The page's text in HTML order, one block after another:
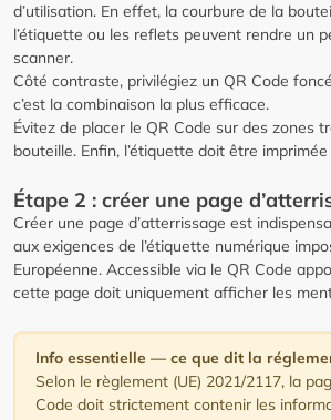
d’utilisation. En effet, la courbure de la
l’étiquette ou les reflets peuvent rendre un
scanner.
Côté contraste, privilégiez un QR Code
c’est la combinaison la plus efficace.
Évitez de placer le QR Code sur des zones
bouteille. Enfin, l’étiquette doit être
Étape 2 : créer une page
Créer une page d’atterrissage est
aux exigences de l’étiquette numérique
Européenne. Accessible via le QR Code
cette page doit uniquement afficher les
Info essentielle — ce que dit la
Selon le règlement (UE) 2021/2117, la
Code doit strictement contenir les